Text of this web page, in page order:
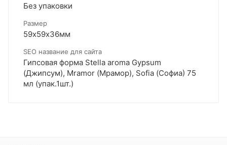
Без упаковки
Размер
59х59х36мм
SEO название для сайта
Гипсовая форма Stella aroma Gypsum
(Джипсум), Mramor (Мрамор), Sofia (Софиа) 75
мл (упак.1шт.)